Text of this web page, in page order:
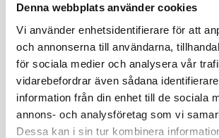
Denna webbplats använder cookies
Vi använder enhetsidentifierare för att
och annonserna till användarna,
för sociala medier och analysera vår
vidarebefordrar även sådana
information från din enhet till de sociala
annons- och analysföretag som vi
Dessa kan i sin tur kombinera